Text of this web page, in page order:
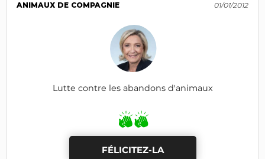
ANIMAUX DE COMPAGNIE 01/01/2012
Lutte contre les abandons d'animaux
FÉLICITEZ-LA